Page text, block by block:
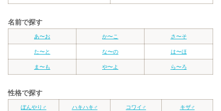
名前で探す
あ〜お か〜こ さ〜そ
た〜と な〜の は〜ほ
ま〜も や〜よ ら〜ろ
性格で探す
ぼんやり♂ ハキハキ♂ コワイ♂ キザ♂